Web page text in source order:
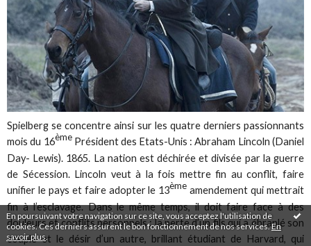
En poursuivant votre navigation sur ce site, vous acceptez l'utilisation de
cookies. Ces derniers assurent le bon fonctionnement de nos services.En
savoir plus.
Spielberg se concentre ainsi sur les quatre derniers passionnants
mois du 16èmePrésident des Etats-Unis : Abraham Lincoln (Daniel
Day- Lewis). 1865. La nation est déchirée et divisée par la guerre
de Sécession. Lincoln veut à la fois mettre fin au conflit, faire
unifier le pays et faire adopter le 13ème amendement qui mettrait
fin à l’esclavage. Dans le même temps, il doit faire face à des
douleurs et conflits personnels : la perte d’un fils qui a ébranlé son
couple et le désir d’un autre, brillant étudiant de Harvard, qui